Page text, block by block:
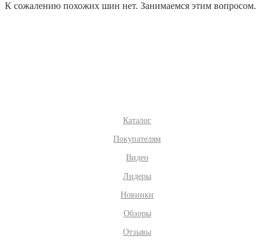
К сожалению похожих шин нет. Занимаемся этим вопросом.
Каталог
Покупателям
Видео
Лидеры
Новинки
Обзоры
Отзывы